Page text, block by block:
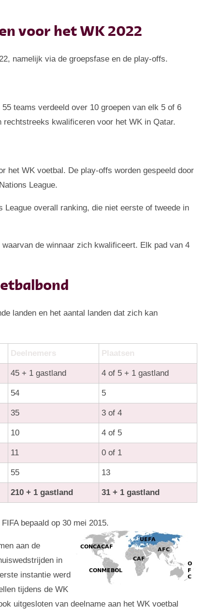
voor het WK 2022
namelijk via de groepsfase en de play-offs.
teams verdeeld over 10 groepen van elk 5 of 6
kwalificeren voor het WK in Qatar.
het WK voetbal. De play-offs worden gespeeld door
League.
overall ranking, die niet eerste of tweede in
de winnaar zich kwalificeert. Elk pad van 4
landen en het aantal landen dat zich kan
Deelnemers Plaatsen
45 + 1 gastland 4 of 5 + 1 gastland
54 5
35 3 of 4
10 4 of 5
11 0 of 1
55 13
210 + 1 gastland 31 + 1 gastland
bepaald op 30 mei 2015.
aan de
in
instantie werd
tijdens de WK
uitgesloten van deelname aan het WK voetbal